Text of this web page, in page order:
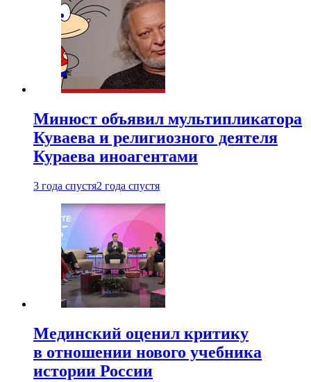
Минюст объявил мультипликатора
Куваева и религиозного деятеля
Кураева иноагентами
3 года спустя2 года спустя
Мединский оценил критику
в отношении нового учебника
истории России